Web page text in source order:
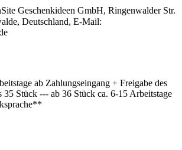
Geschenkideen GmbH, Ringenwalder Str.
Deutschland, E-Mail:
ab Zahlungseingang + Freigabe des
35 Stück --- ab 36 Stück ca. 6-15 Arbeitstage